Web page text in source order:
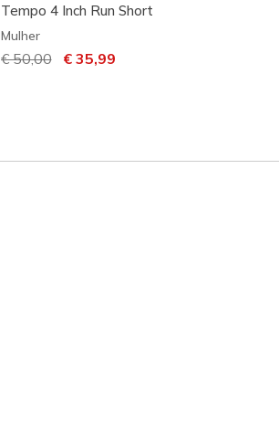
Tempo 4 Inch Run Short
Mulher
Preço com desconto de
€ 50,00para
€ 35,99